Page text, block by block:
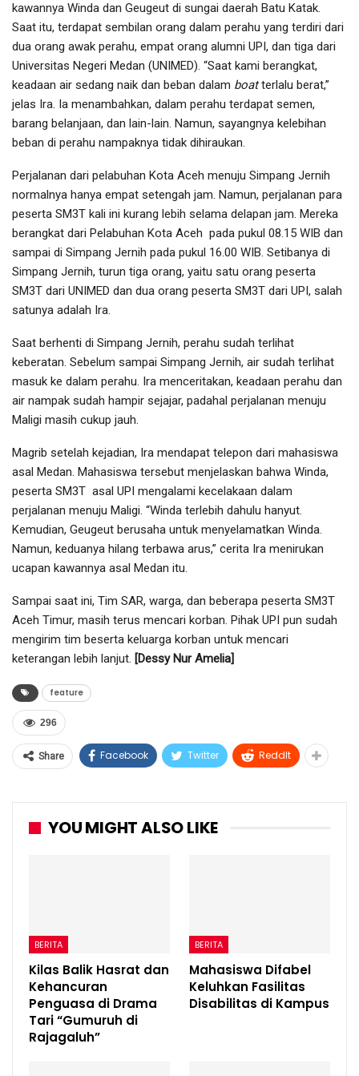
kawannya Winda dan Geugeut di sungai daerah Batu Katak.
Saat itu, terdapat sembilan orang dalam perahu yang terdiri dari
dua orang awak perahu, empat orang alumni UPI, dan tiga dari
Universitas Negeri Medan (UNIMED). “Saat kami berangkat,
keadaan air sedang naik dan beban dalam boatterlalu berat,”
jelas Ira. Ia menambahkan, dalam perahu terdapat semen,
barang belanjaan, dan lain-lain. Namun, sayangnya kelebihan
beban di perahu nampaknya tidak dihiraukan.
Perjalanan dari pelabuhan Kota Aceh menuju Simpang Jernih
normalnya hanya empat setengah jam. Namun, perjalanan para
peserta SM3T kali ini kurang lebih selama delapan jam. Mereka
berangkat dari Pelabuhan Kota Aceh pada pukul 08.15 WIB dan
sampai di Simpang Jernih pada pukul 16.00 WIB. Setibanya di
Simpang Jernih, turun tiga orang, yaitu satu orang peserta
SM3T dari UNIMED dan dua orang peserta SM3T dari UPI, salah
satunya adalah Ira.
Saat berhenti di Simpang Jernih, perahu sudah terlihat
keberatan. Sebelum sampai Simpang Jernih, air sudah terlihat
masuk ke dalam perahu. Ira menceritakan, keadaan perahu dan
air nampak sudah hampir sejajar, padahal perjalanan menuju
Maligi masih cukup jauh.
Magrib setelah kejadian, Ira mendapat telepon dari mahasiswa
asal Medan. Mahasiswa tersebut menjelaskan bahwa Winda,
peserta SM3T asal UPI mengalami kecelakaan dalam
perjalanan menuju Maligi. “Winda terlebih dahulu hanyut.
Kemudian, Geugeut berusaha untuk menyelamatkan Winda.
Namun, keduanya hilang terbawa arus,” cerita Ira menirukan
ucapan kawannya asal Medan itu.
Sampai saat ini, Tim SAR, warga, dan beberapa peserta SM3T
Aceh Timur, masih terus mencari korban. Pihak UPI pun sudah
mengirim tim beserta keluarga korban untuk mencari
keterangan lebih lanjut. [Dessy Nur Amelia]
feature
296
Share Facebook Twitter ReddIt
YOU MIGHT ALSO LIKE
BERITA
Kilas Balik Hasrat dan
Kehancuran
Penguasa di Drama
Tari “Gumuruh di
Rajagaluh”
BERITA
Mahasiswa Difabel
Keluhkan Fasilitas
Disabilitas di Kampus